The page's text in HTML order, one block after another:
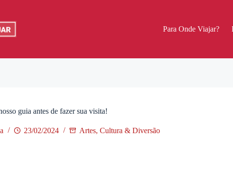
Para Onde Viajar?
guia antes de fazer sua visita!
23/02/2024 Artes, Cultura & Diversão